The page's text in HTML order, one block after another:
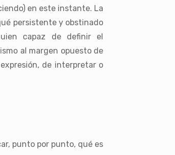
en este instante. La
persistente y obstinado
capaz de definir el
al margen opuesto de
de interpretar o
punto por punto, qué es